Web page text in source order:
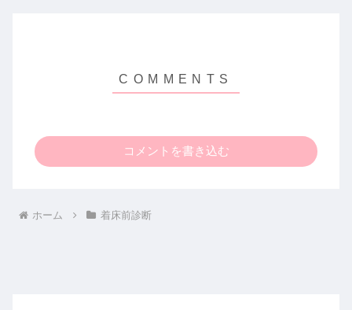
コメントを書き込む
ホーム 着床前診断